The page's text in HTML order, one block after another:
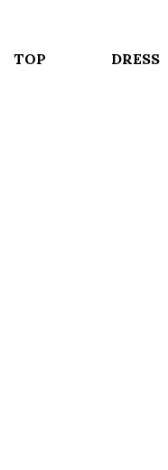
TOP DRESS